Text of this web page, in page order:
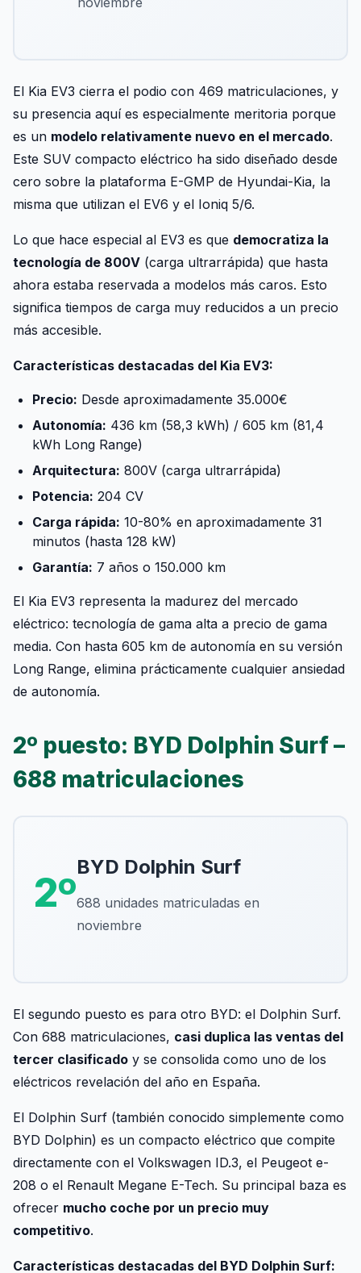
El Kia EV3 cierra el podio con 469 matriculaciones, y
su presencia aquí es especialmente meritoria porque
es un modelo relativamente nuevo en el mercado.
Este SUV compacto eléctrico ha sido diseñado desde
cero sobre la plataforma E-GMP de Hyundai-Kia, la
misma que utilizan el EV6 y el Ioniq 5/6.
Lo que hace especial al EV3 es que democratiza la
tecnología de 800V (carga ultrarrápida) que hasta
ahora estaba reservada a modelos más caros. Esto
significa tiempos de carga muy reducidos a un precio
más accesible.
Características destacadas del Kia EV3:
Precio: Desde aproximadamente 35.000€
Autonomía: 436 km (58,3 kWh) / 605 km (81,4
kWh Long Range)
Arquitectura: 800V (carga ultrarrápida)
Potencia: 204 CV
Carga rápida: 10-80% en aproximadamente 31
minutos (hasta 128 kW)
Garantía: 7 años o 150.000 km
El Kia EV3 representa la madurez del mercado
eléctrico: tecnología de gama alta a precio de gama
media. Con hasta 605 km de autonomía en su versión
Long Range, elimina prácticamente cualquier ansiedad
de autonomía.
2º puesto: BYD Dolphin Surf –
688 matriculaciones
2º
BYD Dolphin Surf
688 unidades matriculadas en
noviembre
El segundo puesto es para otro BYD: el Dolphin Surf.
Con 688 matriculaciones, casi duplica las ventas del
tercer clasificado y se consolida como uno de los
eléctricos revelación del año en España.
El Dolphin Surf (también conocido simplemente como
BYD Dolphin) es un compacto eléctrico que compite
directamente con el Volkswagen ID.3, el Peugeot e-
208 o el Renault Megane E-Tech. Su principal baza es
ofrecer mucho coche por un precio muy
competitivo.
Características destacadas del BYD Dolphin Surf: